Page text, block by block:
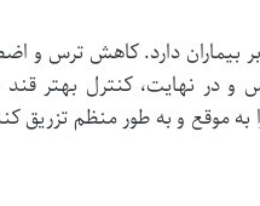
بیماران دارد. کاهش ترس و
و در نهایت، کنترل بهتر
به موقع و به طور منظم تزریق